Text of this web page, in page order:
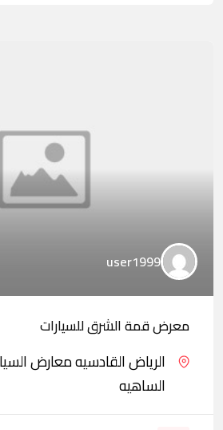
user1999
معرض قمة الشرق للسيارات
الرياض القادسيه معارض
الساهيه